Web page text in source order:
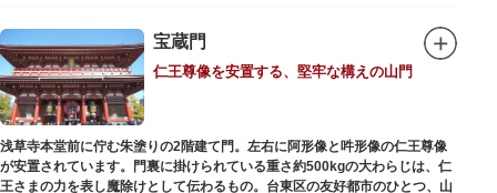
や、約300人が乗船可能なアメリカンな大型船など多種多様な船体も魅力。
目的や人数にあわせてコースや時間帯を選べるチャータークルーズも行われ
ています。
宝蔵門
仁王尊像を安置する、堅牢な構えの山門
浅草寺本堂前に佇む朱塗りの2階建て門。左右に阿形像と吽形像の仁王尊像
が安置されています。門裏に掛けられている重さ約500kgの大わらじは、仁
王さまの力を表し魔除けとして伝わるもの。台東区の友好都市のひとつ、山